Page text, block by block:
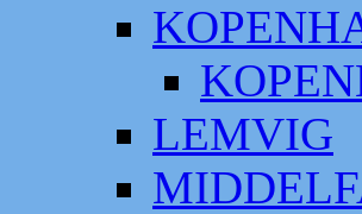
LEMVIG